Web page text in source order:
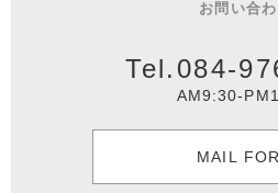
お問い合
Tel.084-
AM9:30-
MAIL